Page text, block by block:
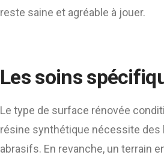
reste saine et agréable à jouer.
Les soins
Le type de surface rénovée
résine synthétique nécessite des
abrasifs. En revanche, un terrain